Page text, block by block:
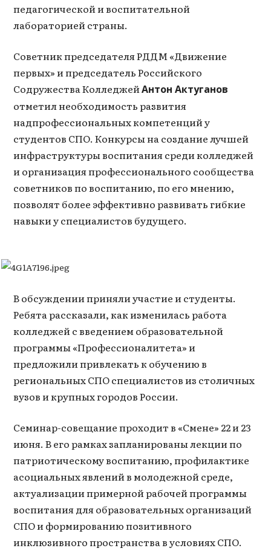
педагогической и воспитательной
лабораторией страны.
Советник председателя РДДМ «Движение
первых» и председатель Российского
Содружества КолледжейАнтон Актуганов
отметил необходимость развития
надпрофессиональных компетенций у
студентов СПО. Конкурсы на создание лучшей
инфраструктуры воспитания среди колледжей
и организация профессионального сообщества
советников по воспитанию, по его мнению,
позволят более эффективно развивать гибкие
навыки у специалистов будущего.
В обсуждении приняли участие и студенты.
Ребята рассказали, как изменилась работа
колледжей с введением образовательной
программы «Профессионалитета» и
предложили привлекать к обучению в
региональных СПО специалистов из столичных
вузов и крупных городов России.
Семинар-совещание проходит в «Смене» 22 и 23
июня. В его рамках запланированы лекции по
патриотическому воспитанию, профилактике
асоциальных явлений в молодежной среде,
актуализации примерной рабочей программы
воспитания для образовательных организаций
СПО и формированию позитивного
инклюзивного пространства в условиях СПО.